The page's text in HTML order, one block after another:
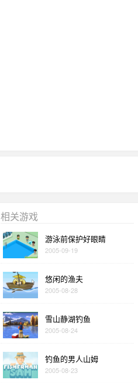
相关游戏
游泳前保护好眼睛
2005-09-19
悠闲的渔夫
2005-08-28
雪山静湖钓鱼
2005-08-24
钓鱼的男人山姆
2005-08-23